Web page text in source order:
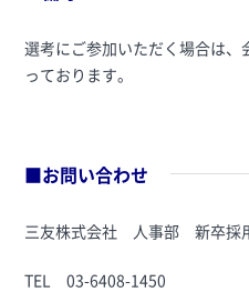
選考にご参加いただく場合は
っております。
■お問い合わせ
三友株式会社 人事部 新卒採
TEL 03-6408-1450